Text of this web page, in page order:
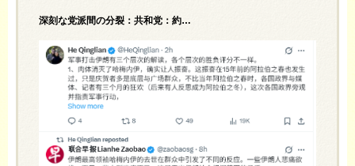
深刻な党派間の分裂：共和党：約…